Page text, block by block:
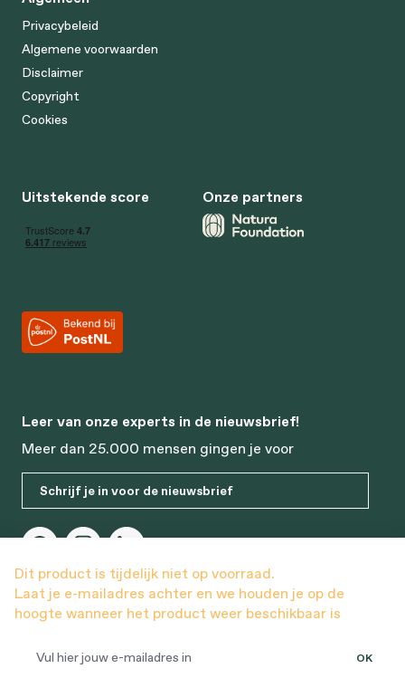
Dit product is tijdelijk niet op voorraad.
Laat je e-mailadres achter en we houden je op de
hoogte wanneer het product weer beschikbaar is
OK
Privacybeleid
Algemene voorwaarden
Disclaimer
Copyright
Cookies
Uitstekende score Onze partners
Leer van onze experts in de nieuwsbrief!
Meer dan 25.000 mensen gingen je voor
Schrijf je in voor de nieuwsbrief